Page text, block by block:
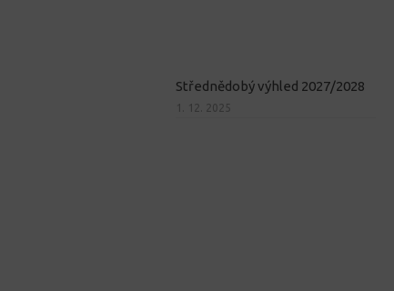
Střednědobý výhled 2027/2028
1. 12. 2025